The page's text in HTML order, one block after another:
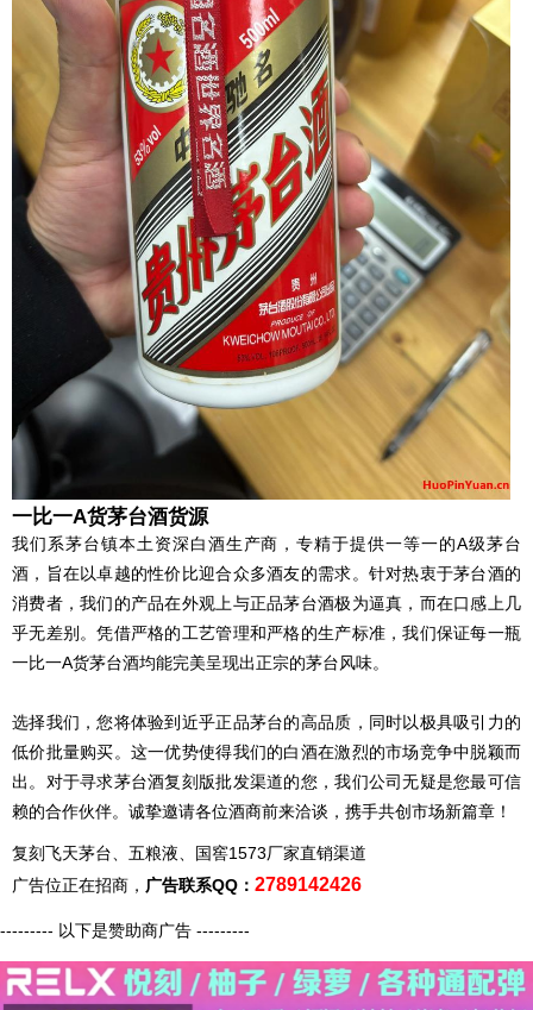
一比一A货茅台酒货源
我们系茅台镇本土资深白酒生产商，专精于提供一等一的A级茅台
酒，旨在以卓越的性价比迎合众多酒友的需求。针对热衷于茅台酒的
消费者，我们的产品在外观上与正品茅台酒极为逼真，而在口感上几
乎无差别。凭借严格的工艺管理和严格的生产标准，我们保证每一瓶
一比一A货茅台酒均能完美呈现出正宗的茅台风味。
选择我们，您将体验到近乎正品茅台的高品质，同时以极具吸引力的
低价批量购买。这一优势使得我们的白酒在激烈的市场竞争中脱颖而
出。对于寻求茅台酒复刻版批发渠道的您，我们公司无疑是您最可信
赖的合作伙伴。诚挚邀请各位酒商前来洽谈，携手共创市场新篇章！
复刻飞天茅台、五粮液、国窖1573厂家直销渠道
广告位正在招商， 广告联系QQ： 2789142426
--------- 以下是赞助商广告 ---------